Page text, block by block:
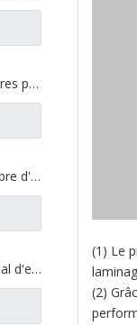
Ensemble différentiel inter-arbres pour pièces de rechange de camion d'essieu Foton Auman Qingte ZL300 ZL300S1-2510300A
Différentiel d'assemblage d'arbre d'entrée pour Foton Auman Ankai essieu BENZ essieu camion pièces de rechange HFF2510100 CK 1BZ
Ensemble de réducteur principal d'essieu arrière Qingte 398 pour pièces de rechange de camion Foton Auman QT398S3-2402000
(1) Le
(2)